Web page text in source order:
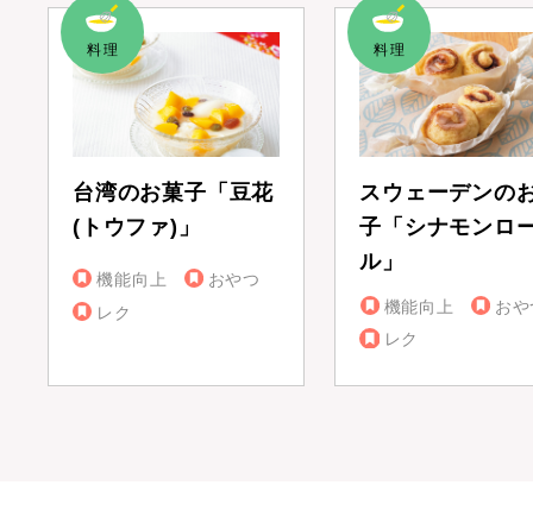
台湾のお菓子「豆花
(トウファ)」
機能向上
おやつ
レク
スウェーデンの
子「シナモンロ
ル」
機能向上
お
レク